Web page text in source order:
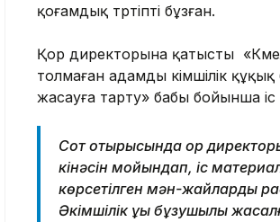
қоғамдық тәртіпті бұзған.
Қор директорына қатысты
толмаған адамды әкiмшiлiк
жасауға тарту» бабы бойынша іс
Сот отырысында қор
кінәсін мойындап, іс
көрсетілген мән-жайларды
Әкімшілік құқық бұзушылық